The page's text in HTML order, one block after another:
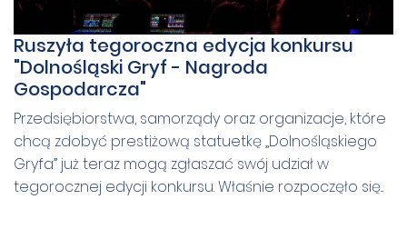
Ruszyła tegoroczna edycja konkursu
"Dolnośląski Gryf - Nagroda
Gospodarcza"
Przedsiębiorstwa, samorządy oraz organizacje, które
chcą zdobyć prestiżową statuetkę „Dolnośląskiego
Gryfa” już teraz mogą zgłaszać swój udział w
tegorocznej edycji konkursu. Właśnie rozpoczęło się...